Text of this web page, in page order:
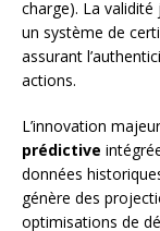
charge). La
un système de
assurant
actions.
L’innovation
prédictive
données
génère des
optimisations de